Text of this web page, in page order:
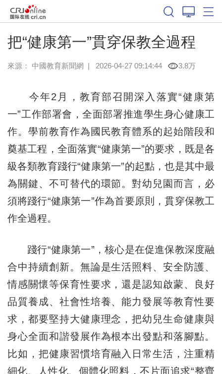
把“健康第一”貫穿保教全過程
來源： 中國教育新聞網 | 2026-04-27 09:14:44 3.8万
今年2月，教育部召開深入落實“健康第
一”工作部署會，全面部署推進學生身心健康工
作。學前教育作為國民教育體系的起始階段和
奠基工程，全面落實“健康第一”的要求，既是各
級各類教育踐行“健康第一”的起點，也是其中最
為關鍵、不可替代的環節。對幼兒園而言，必
須將踐行“健康第一”作為首要原則，貫穿保教工
作全過程。
踐行“健康第一”，核心是在促進保教深度融
合中持續創新。無論是生活照料、安全防護、
情感關懷等保育性要求，還是認知啟蒙、良好
品質養成、社會性培養、能力發展等教育性要
求，都要堅持大健康理念，把幼兒生命健康與
身心全面和諧發展作為根本出發點和落腳點。
比如，把健康習慣培育融入日常生活，注重精
細化、人性化、個體化照料，不片面追求“整齊